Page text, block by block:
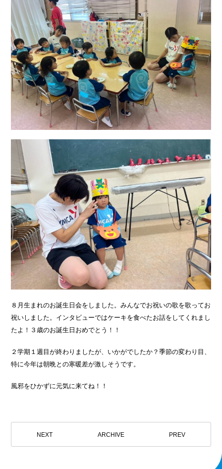
８月生まれのお誕生日会をしました。みんなでお祝いの歌を歌ってお
祝いしました。インタビューではケーキを食べたお話をしてくれまし
たよ！３歳のお誕生日おめでとう！！
２学期１週目が終わりましたが、いかがでしたか？季節の変わり目、
特に今年は朝晩との寒暖差が激しそうです。
風邪をひかずに元気に来てね！！
NEXT ARCHIVE PREV